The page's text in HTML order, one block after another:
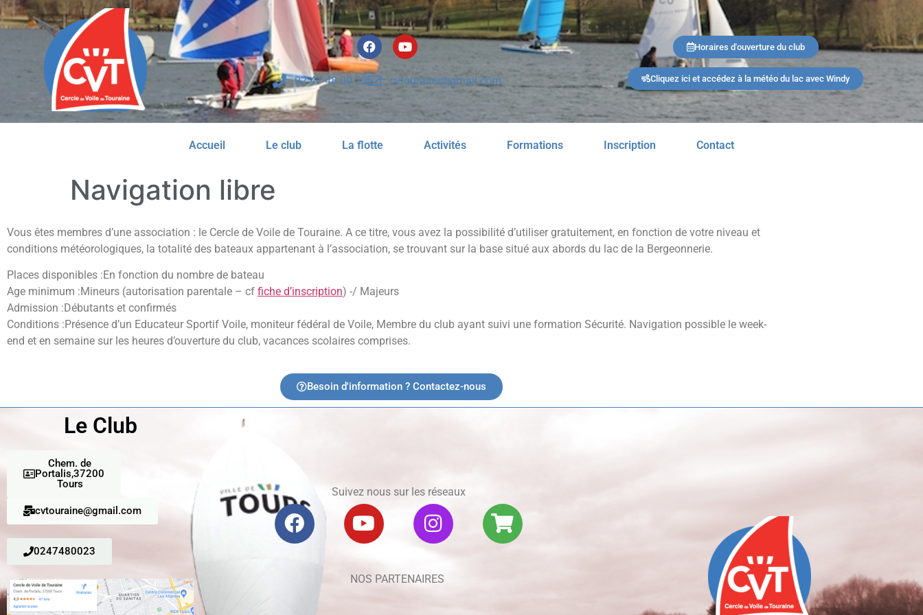
02 47 48 00 23 cvtouraine@gmail.com
Horaires d'ouverture du club
Cliquez ici et accédez à la météo du lac avec Windy
Accueil Le club La flotte Activités Formations Inscription Contact
Navigation libre
Vous êtes membres d’une association : le Cercle de Voile de Touraine. A ce titre, vous avez la possibilité d’utiliser gratuitement, en fonction de votre niveau et
conditions météorologiques, la totalité des bateaux appartenant à l’association, se trouvant sur la base situé aux abords du lac de la Bergeonnerie.
Places disponibles :En fonction du nombre de bateau
Age minimum :Mineurs (autorisation parentale – cf fiche d’inscription) -/ Majeurs
Admission :Débutants et confirmés
Conditions :Présence d’un Educateur Sportif Voile, moniteur fédéral de Voile, Membre du club ayant suivi une formation Sécurité. Navigation possible le week-
end et en semaine sur les heures d’ouverture du club, vacances scolaires comprises.
Besoin d'information ? Contactez-nous
Le Club
Chem. de
Portalis,37200
Tours
cvtouraine@gmail.com
0247480023
Suivez nous sur les réseaux
NOS PARTENAIRES